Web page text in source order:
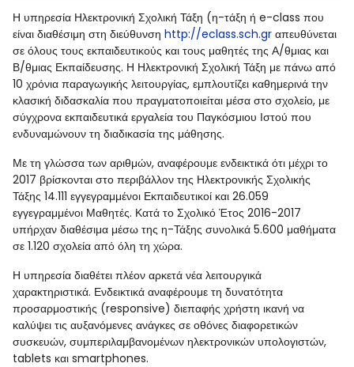
Η υπηρεσία Ηλεκτρονική Σχολική Τάξη (η-τάξη ή e-class που
είναι διαθέσιμη στη διεύθυνση http://eclass.sch.gr απευθύνεται
σε όλους τους εκπαιδευτικούς και τους μαθητές της Α/θμιας και
Β/θμιας Εκπαίδευσης. Η Ηλεκτρονική Σχολική Τάξη με πάνω από
10 χρόνια παραγωγικής λειτουργίας, εμπλουτίζει καθημερινά την
κλασική διδασκαλία που πραγματοποιείται μέσα στο σχολείο, με
σύγχρονα εκπαιδευτικά εργαλεία του Παγκόσμιου Ιστού που
ενδυναμώνουν τη διαδικασία της μάθησης.
Με τη γλώσσα των αριθμών, αναφέρουμε ενδεικτικά ότι μέχρι το
2017 βρίσκονται στο περιβάλλον της Ηλεκτρονικής Σχολικής
Τάξης 14.111 εγγεγραμμένοι Εκπαιδευτικοί και 26.059
εγγεγραμμένοι Μαθητές. Κατά το Σχολικό Έτος 2016-2017
υπήρχαν διαθέσιμα μέσω της η-Τάξης συνολικά 5.600 μαθήματα
σε 1.120 σχολεία από όλη τη χώρα.
Η υπηρεσία διαθέτει πλέον αρκετά νέα λειτουργικά
χαρακτηριστικά. Ενδεικτικά αναφέρουμε τη δυνατότητα
προσαρμοστικής (responsive) διεπαφής χρήστη ικανή να
καλύψει τις αυξανόμενες ανάγκες σε οθόνες διαφορετικών
συσκευών, συμπεριλαμβανομένων ηλεκτρονικών υπολογιστών,
tablets και smartphones.